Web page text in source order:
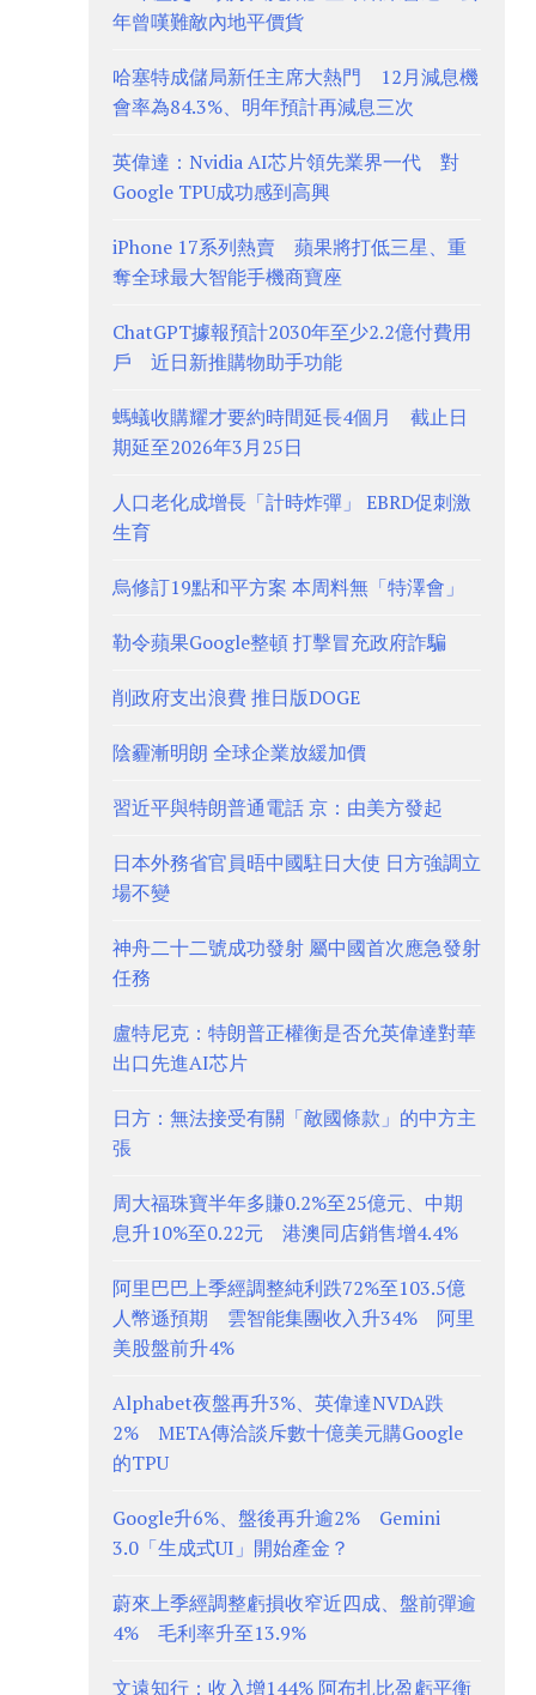
年曾嘆難敵內地平價貨
哈塞特成儲局新任主席大熱門 12月減息機
會率為84.3%、明年預計再減息三次
英偉達：Nvidia AI芯片領先業界一代 對
Google TPU成功感到高興
iPhone 17系列熱賣 蘋果將打低三星、重
奪全球最大智能手機商寶座
ChatGPT據報預計2030年至少2.2億付費用
戶 近日新推購物助手功能
螞蟻收購耀才要約時間延長4個月 截止日
期延至2026年3月25日
人口老化成增長「計時炸彈」 EBRD促刺激
生育
烏修訂19點和平方案 本周料無「特澤會」
勒令蘋果Google整頓 打擊冒充政府詐騙
削政府支出浪費 推日版DOGE
陰霾漸明朗 全球企業放緩加價
習近平與特朗普通電話 京：由美方發起
日本外務省官員晤中國駐日大使 日方強調立
場不變
神舟二十二號成功發射 屬中國首次應急發射
任務
盧特尼克：特朗普正權衡是否允英偉達對華
出口先進AI芯片
日方：無法接受有關「敵國條款」的中方主
張
周大福珠寶半年多賺0.2%至25億元、中期
息升10%至0.22元 港澳同店銷售增4.4%
阿里巴巴上季經調整純利跌72%至103.5億
人幣遜預期 雲智能集團收入升34% 阿里
美股盤前升4%
Alphabet夜盤再升3%、英偉達NVDA跌
2% META傳洽談斥數十億美元購Google
的TPU
Google升6%、盤後再升逾2% Gemini
3.0「生成式UI」開始產金？
蔚來上季經調整虧損收窄近四成、盤前彈逾
4% 毛利率升至13.9%
文遠知行：收入增144% 阿布扎比盈虧平衡